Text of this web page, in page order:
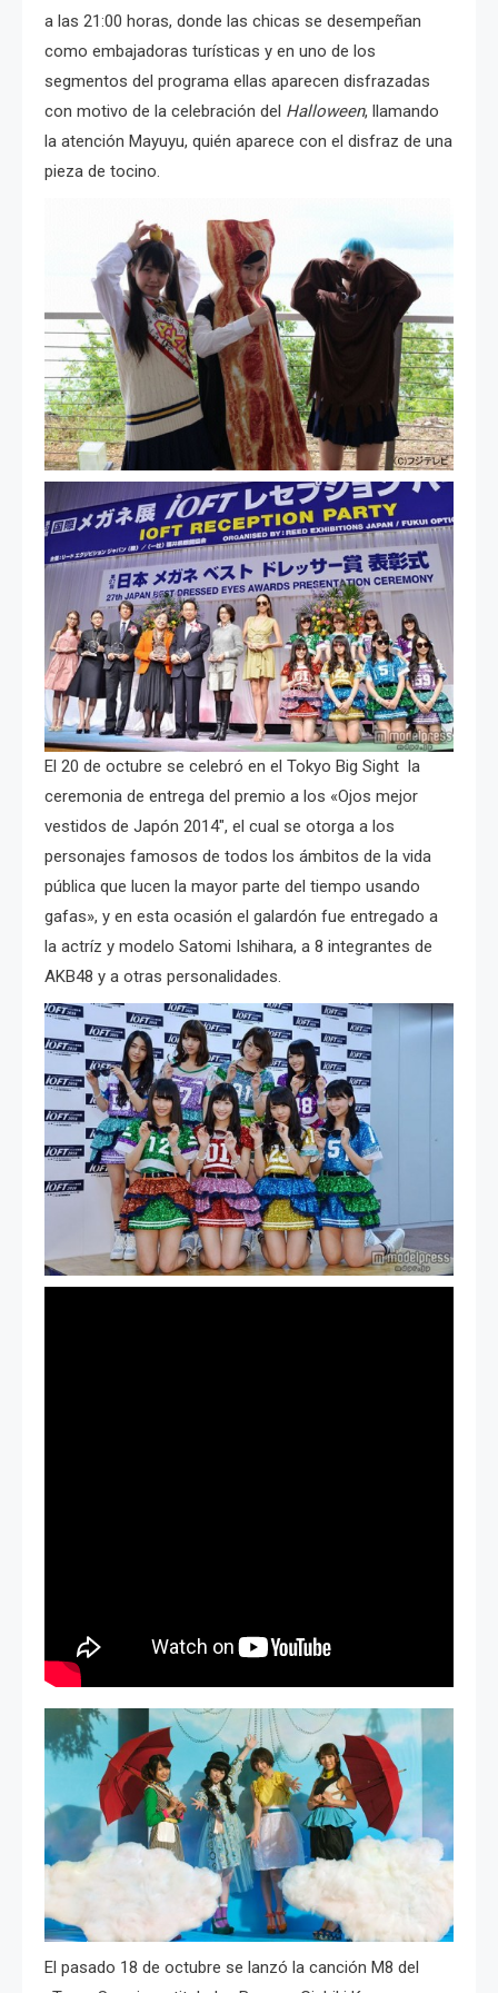
a las 21:00 horas, donde las chicas se desempeñan
como embajadoras turísticas y en uno de los
segmentos del programa ellas aparecen disfrazadas
con motivo de la celebración del Halloween, llamando
la atención Mayuyu, quién aparece con el disfraz de una
pieza de tocino.
El 20 de octubre se celebró en el Tokyo Big Sight la
ceremonia de entrega del premio a los «Ojos mejor
vestidos de Japón 2014″, el cual se otorga a los
personajes famosos de todos los ámbitos de la vida
pública que lucen la mayor parte del tiempo usando
gafas», y en esta ocasión el galardón fue entregado a
la actríz y modelo Satomi Ishihara, a 8 integrantes de
AKB48 y a otras personalidades.
El pasado 18 de octubre se lanzó la canción M8 del